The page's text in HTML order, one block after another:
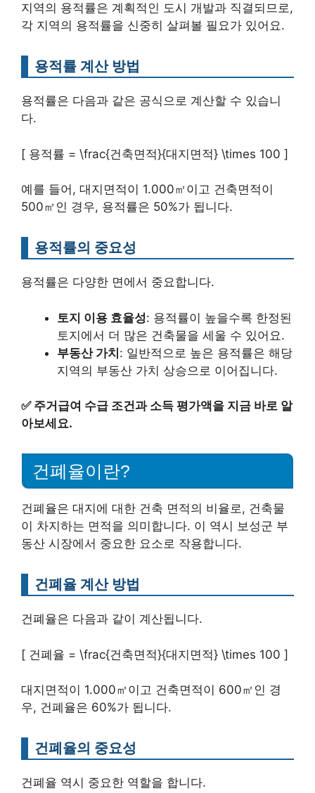
지역의 용적률은 계획적인 도시 개발과 직결되므로,
각 지역의 용적률을 신중히 살펴볼 필요가 있어요.
용적률 계산 방법
용적률은 다음과 같은 공식으로 계산할 수 있습니
다.
[ 용적률 = \frac{건축면적}{대지면적} \times 100 ]
예를 들어, 대지면적이 1.000㎡이고 건축면적이
500㎡인 경우, 용적률은 50%가 됩니다.
용적률의 중요성
용적률은 다양한 면에서 중요합니다.
토지 이용 효율성: 용적률이 높을수록 한정된
토지에서 더 많은 건축물을 세울 수 있어요.
부동산 가치: 일반적으로 높은 용적률은 해당
지역의 부동산 가치 상승으로 이어집니다.
✅ 주거급여 수급 조건과 소득 평가액을 지금 바로 알
아보세요.
건폐율이란?
건폐율은 대지에 대한 건축 면적의 비율로, 건축물
이 차지하는 면적을 의미합니다. 이 역시 보성군 부
동산 시장에서 중요한 요소로 작용합니다.
건폐율 계산 방법
건폐율은 다음과 같이 계산됩니다.
[ 건폐율 = \frac{건축면적}{대지면적} \times 100 ]
대지면적이 1.000㎡이고 건축면적이 600㎡인 경
우, 건폐율은 60%가 됩니다.
건폐율의 중요성
건폐율 역시 중요한 역할을 합니다.